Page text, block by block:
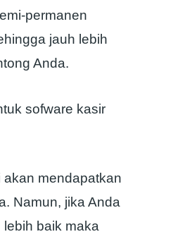
permanen
jauh lebih
Anda.
sofware kasir
mendapatkan
Namun, jika Anda
baik maka